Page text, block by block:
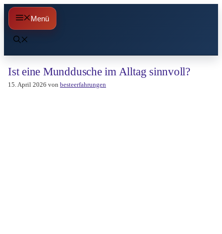
Zum
Inhalt
springen
Menü
Ist eine Munddusche im Alltag sinnvoll?
15. April 2026 von besteerfahrungen